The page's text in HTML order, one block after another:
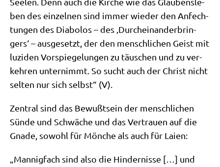
ben des ein­zel­nen sind immer wie­der den Anfech­
tun­gen des Dia­bo­los – des ‚Durch­ein­an­der­brin­
gers‘ – aus­ge­setzt, der den mensch­li­chen Geist mit
luzi­den Vor­spie­ge­lun­gen zu täu­schen und zu ver­
keh­ren unter­nimmt. So sucht auch der Christ nicht
sel­ten nur sich selbst“ (V).
Zen­tral sind das Bewußt­sein der mensch­li­chen
Sün­de und Schwä­che und das Ver­trau­en auf die
Gna­de, sowohl für Mön­che als auch für Laien:
„Man­nig­fach sind also die Hin­der­nis­se […] und